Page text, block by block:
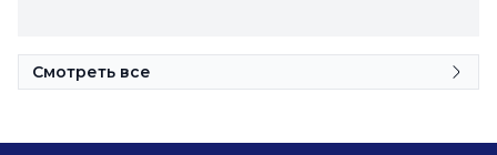
Смотреть все